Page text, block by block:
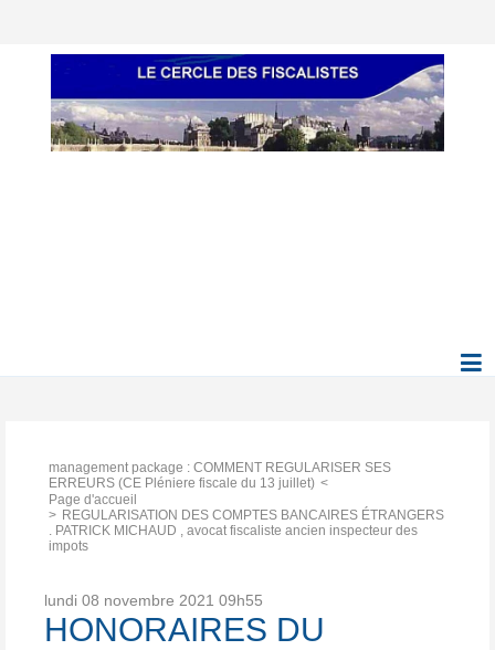
management package : COMMENT REGULARISER SES
ERREURS (CE Pléniere fiscale du 13 juillet)
Page d'accueil
REGULARISATION DES COMPTES BANCAIRES ÉTRANGERS
. PATRICK MICHAUD , avocat fiscaliste ancien inspecteur des
impots
lundi 08 novembre 2021 09h55
HONORAIRES DU